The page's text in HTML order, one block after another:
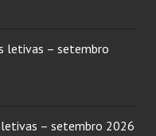
letivas – setembro
– setembro 2026